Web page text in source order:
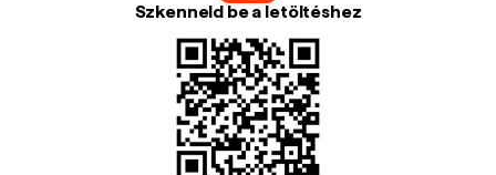
Szkenneld be a letöltéshez